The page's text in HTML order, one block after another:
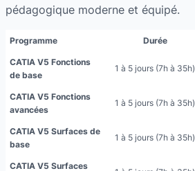
pédagogique moderne et équipé.
Programme Durée
CATIA V5 Fonctions
de base
1 à 5 jours (7h à 35h)
CATIA V5 Fonctions
avancées
1 à 5 jours (7h à 35h)
CATIA V5 Surfaces de
base
1 à 5 jours (7h à 35h)
CATIA V5 Surfaces